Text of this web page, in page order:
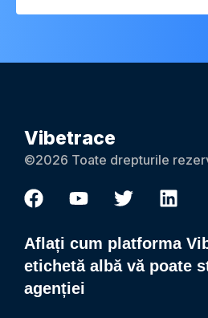
Vibetrace
©2026 Toate drepturile
Aflați cum platforma
etichetă albă vă poate
agenției